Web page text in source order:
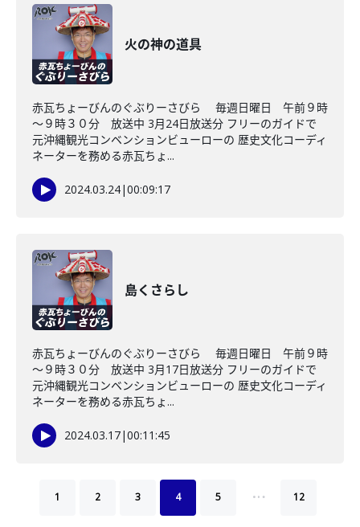
火の神の道具
赤瓦ちょーびんのぐぶりーさびら 毎週日曜日 午前９時
～９時３０分 放送中 3月24日放送分 フリーのガイドで
元沖縄観光コンベンションビューローの 歴史文化コーディ
ネーターを務める赤瓦ちょ...
2024.03.24|00:09:17
島くさらし
赤瓦ちょーびんのぐぶりーさびら 毎週日曜日 午前９時
～９時３０分 放送中 3月17日放送分 フリーのガイドで
元沖縄観光コンベンションビューローの 歴史文化コーディ
ネーターを務める赤瓦ちょ...
2024.03.17|00:11:45
1 2 3 4 5 … 12